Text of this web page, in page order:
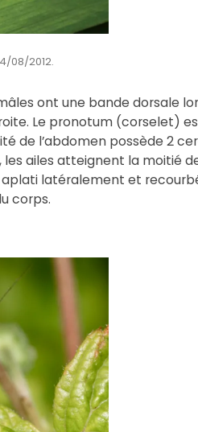
08/2012.
ont une bande dorsale
Le pronotum (corselet)
de l’abdomen possède 2
les ailes atteignent la moitié
latéralement et
corps.